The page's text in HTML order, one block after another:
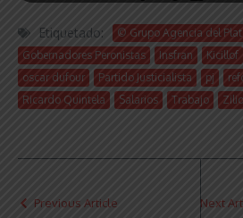
Etiquetado: © Grupo Agencia del
Gobernadores Peronistas
Insfran Kicillof
oscar dufour
Partido Justicialista pj
Ricardo Quintela
Salarios Trabajo
Previous Article Next